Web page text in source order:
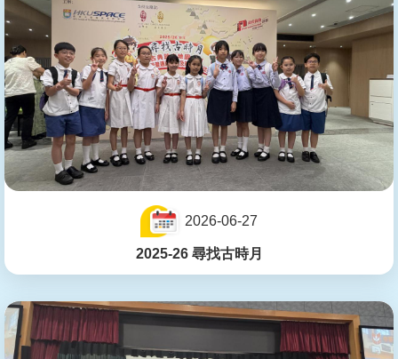
2026-06-27
2025-26 尋找古時月